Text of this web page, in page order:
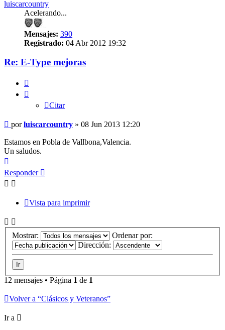
luiscarcountry
Acelerando...
Mensajes: 390
Registrado: 04 Abr 2012 19:32
Re: E-Type mejoras
Citar
Mensaje
sin
leer
porluiscarcountry » 08 Jun 2013 12:20
Estamos en Pobla de Vallbona,Valencia.
Un saludos.
Responder
Vista para imprimir
Mostrar:
Ordenar por:
Dirección:
12 mensajes • Página 1 de 1
Volver a “Clásicos y Veteranos”
Ir a